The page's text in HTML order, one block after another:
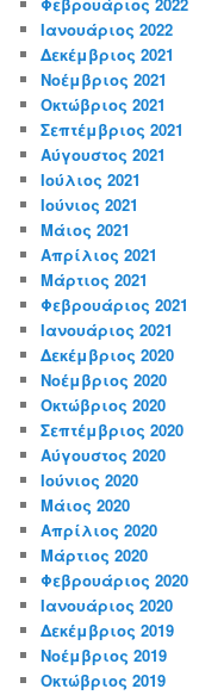
Ιανουάριος 2022
Δεκέμβριος 2021
Νοέμβριος 2021
Οκτώβριος 2021
Σεπτέμβριος 2021
Αύγουστος 2021
Ιούλιος 2021
Ιούνιος 2021
Μάιος 2021
Απρίλιος 2021
Μάρτιος 2021
Φεβρουάριος 2021
Ιανουάριος 2021
Δεκέμβριος 2020
Νοέμβριος 2020
Οκτώβριος 2020
Σεπτέμβριος 2020
Αύγουστος 2020
Ιούνιος 2020
Μάιος 2020
Απρίλιος 2020
Μάρτιος 2020
Φεβρουάριος 2020
Ιανουάριος 2020
Δεκέμβριος 2019
Νοέμβριος 2019
Οκτώβριος 2019